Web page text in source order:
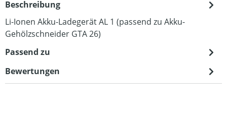
Beschreibung
Li-Ionen Akku-Ladegerät AL 1 (passend zu Akku-
Gehölzschneider GTA 26)
Passend zu
Bewertungen